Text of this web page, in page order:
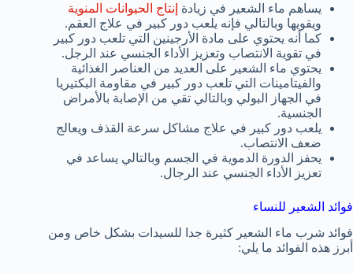
يساهم ماء الشعير في زيادة إنتاج الحيوانات المنوية
ويقويها وبالتالي فإنه يلعب دور كبير في علاج العقم.
كما أنه يحتوي على مادة الأرجينين التي تلعب دور كبير
في تقوية الانتصاب وتعزيز الأداء الجنسي عند الرجل.
يحتوي ماء الشعير على العديد من العناصر الغذائية
والفيتامينات التي تلعب دور كبير في مقاومة البكتيريا
في الجهاز البولي وبالتالي تقي من الإصابة بالأمراض
الجنسية.
يلعب دور كبير في علاج مشاكل سرعة القذف ويعالج
ضعف الانتصاب.
يحفز الدورة الدموية في الجسم وبالتالي يساعد في
تعزيز الأداء الجنسي عند الرجال.
فوائد الشعير للنساء
فوائد شرب ماء الشعير كثيرة جدا للسيدات بشكل خاص ومن
أبرز هذه الفوائد ما يلي: